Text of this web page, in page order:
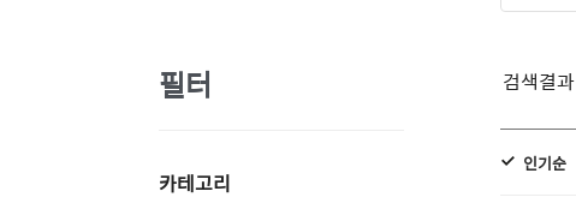
필터
카테고리
검색결과
인기순